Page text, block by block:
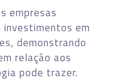
empresas
investimentos em
demonstrando
relação aos
pode trazer.